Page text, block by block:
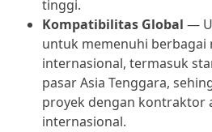
tinggi.
Kompatibilitas Global —
untuk memenuhi berbagai
internasional, termasuk
pasar Asia Tenggara,
proyek dengan kontraktor
internasional.